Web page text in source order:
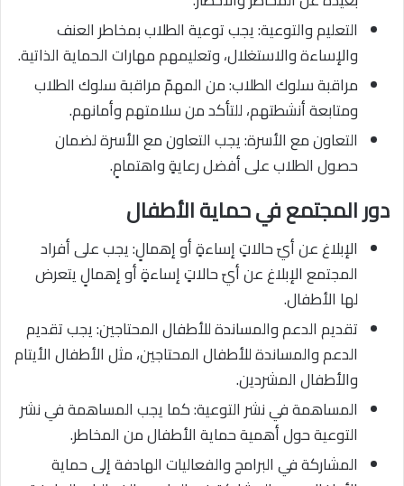
التعليم والتوعية: يجب توعية الطلاب بمخاطر العنف
والإساءة والاستغلال، وتعليمهم مهارات الحماية الذاتية.
مراقبة سلوك الطلاب: من المهمّ مراقبة سلوك الطلاب
ومتابعة أنشطتهم، للتأكد من سلامتهم وأمانهم.
التعاون مع الأسرة: يجب التعاون مع الأسرة لضمان
حصول الطلاب على أفضل رعايةٍ واهتمامٍ.
دور المجتمع في حماية الأطفال
الإبلاغ عن أيّ حالاتٍ إساءةٍ أو إهمالٍ: يجب على أفراد
المجتمع الإبلاغ عن أيّ حالاتٍ إساءةٍ أو إهمالٍ يتعرض
لها الأطفال.
تقديم الدعم والمساندة للأطفال المحتاجين: يجب تقديم
الدعم والمساندة للأطفال المحتاجين، مثل الأطفال الأيتام
والأطفال المشردين.
المساهمة في نشر التوعية: كما يجب المساهمة في نشر
التوعية حول أهمية حماية الأطفال من المخاطر.
المشاركة في البرامج والفعاليات الهادفة إلى حماية